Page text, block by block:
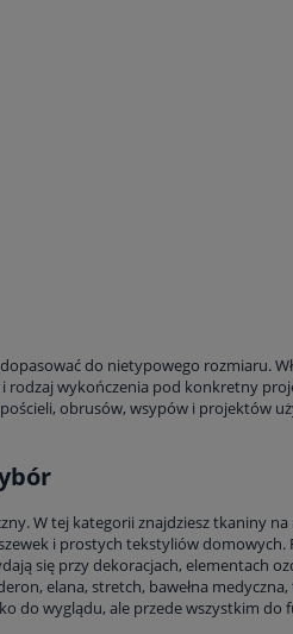
do nietypowego rozmiaru.
rodzaj wykończenia pod konkretny
obrusów, wsypów i projektów
W tej kategorii znajdziesz tkaniny
i prostych tekstyliów domowych.
się przy dekoracjach, elementach
elana, stretch, bawełna
do wyglądu, ale przede wszystkim do